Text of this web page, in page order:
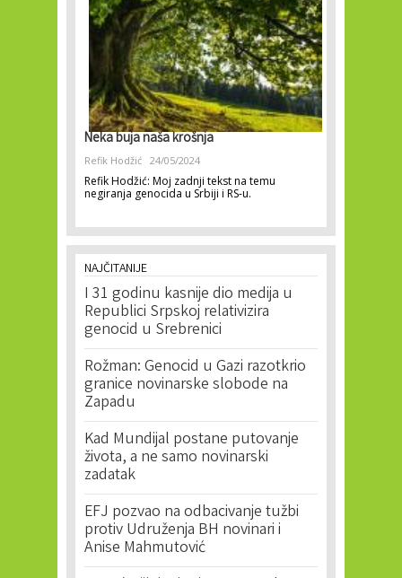
Neka buja naša krošnja
Refik Hodžić 24/05/2024
Refik Hodžić: Moj zadnji tekst na temu
negiranja genocida u Srbiji i RS-u.
NAJČITANIJE
I 31 godinu kasnije dio medija u
Republici Srpskoj relativizira
genocid u Srebrenici
Rožman: Genocid u Gazi razotkrio
granice novinarske slobode na
Zapadu
Kad Mundijal postane putovanje
života, a ne samo novinarski
zadatak
EFJ pozvao na odbacivanje tužbi
protiv Udruženja BH novinari i
Anise Mahmutović